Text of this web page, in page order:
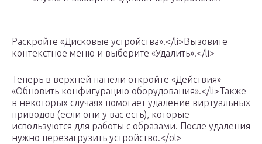
Раскройте «Дисковые устройства».</li>Вызовите
контекстное меню и выберите «Удалить».</li>
Теперь в верхней панели откройте «Действия» —
«Обновить конфигурацию оборудования».</li>Также
в некоторых случаях помогает удаление виртуальных
приводов (если они у вас есть), которые
используются для работы с образами. После удаления
нужно перезагрузить устройство.</ol>